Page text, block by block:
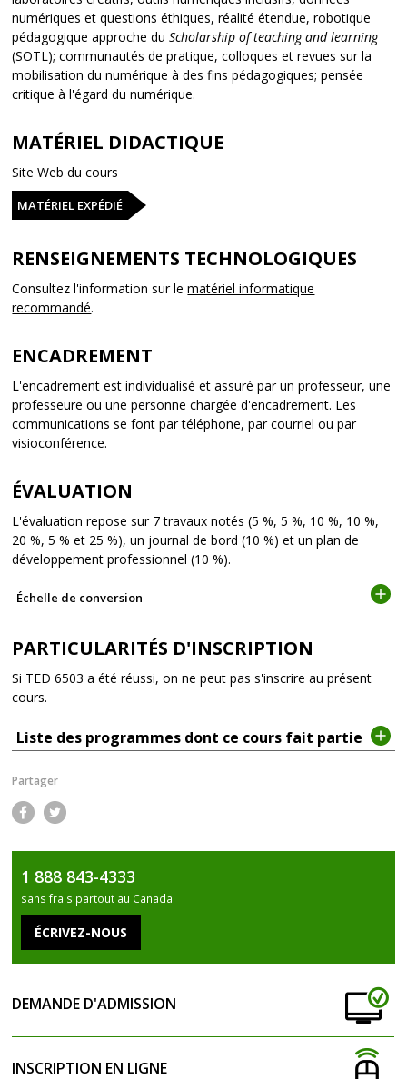
numériques et questions éthiques, réalité étendue, robotique
pédagogique approche duScholarship of teaching and learning
(SOTL); communautés de pratique, colloques et revues sur la
mobilisation du numérique à des fins pédagogiques; pensée
critique à l'égard du numérique.
MATÉRIEL DIDACTIQUE
Site Web du cours
MATÉRIEL EXPÉDIÉ
RENSEIGNEMENTS TECHNOLOGIQUES
Consultez l'information sur lematériel informatique
recommandé.
ENCADREMENT
L'encadrement est individualisé et assuré par un professeur, une
professeure ou une personne chargée d'encadrement. Les
communications se font par téléphone, par courriel ou par
visioconférence.
ÉVALUATION
L'évaluation repose sur 7 travaux notés (5 %, 5 %, 10 %, 10 %,
20 %, 5 % et 25 %), un journal de bord (10 %) et un plan de
développement professionnel (10 %).
Échelle de conversion
PARTICULARITÉS D'INSCRIPTION
Si TED 6503 a été réussi, on ne peut pas s'inscrire au présent
cours.
Liste des programmes dont ce cours fait partie
Partager
ebo
tter
1 888 843-4333
sans frais partout au Canada
DEMANDE D'ADMISSION
INSCRIPTION EN LIGNE